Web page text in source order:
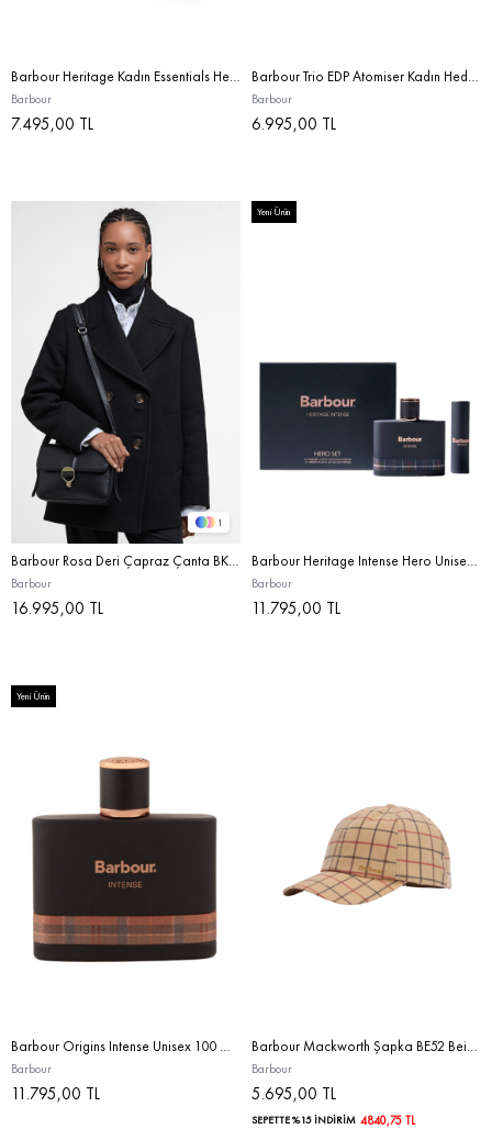
Barbour Heritage Kadın Essentials Hediye Seti STD
Barbour
7.495,00 TL
Barbour Trio EDP Atomiser Kadın Hediye Seti STD
Barbour
6.995,00 TL
1
Barbour Rosa Deri Çapraz Çanta BK11 Black
Barbour
16.995,00 TL
Barbour Heritage Intense Hero Unisex Parfüm Hediye Seti STD
Barbour
11.795,00 TL
Yeni Ürün
Barbour Origins Intense Unisex 100 ML EDP Parfüm STD
Barbour
11.795,00 TL
Yeni Ürün
Barbour Mackworth Şapka BE52 Beige Tattersall
Barbour
5.695,00 TL
SEPETTE %15 İNDİRİM 4840,75 TL